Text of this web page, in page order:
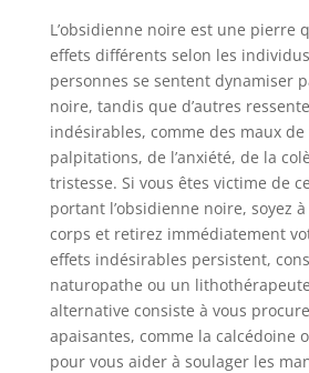
L’obsidienne noire est une pierre
effets différents selon les
personnes se sentent dynamiser
noire, tandis que d’autres
indésirables, comme des maux de
palpitations, de l’anxiété, de la
tristesse. Si vous êtes victime de
portant l’obsidienne noire, soyez à
corps et retirez immédiatement
effets indésirables persistent,
naturopathe ou un
alternative consiste à vous
apaisantes, comme la calcédoine
pour vous aider à soulager les